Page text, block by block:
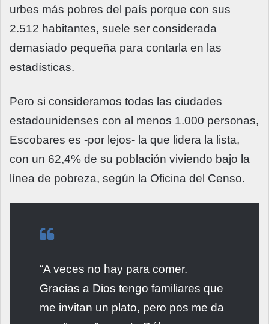
urbes más pobres del país porque con sus
2.512 habitantes, suele ser considerada
demasiado pequeña para contarla en las
estadísticas.
Pero si consideramos todas las ciudades
estadounidenses con al menos 1.000 personas,
Escobares es -por lejos- la que lidera la lista,
con un 62,4% de su población viviendo bajo la
línea de pobreza, según la Oficina del Censo.
“A veces no hay para comer.
Gracias a Dios tengo familiares que
me invitan un plato, pero pos me da